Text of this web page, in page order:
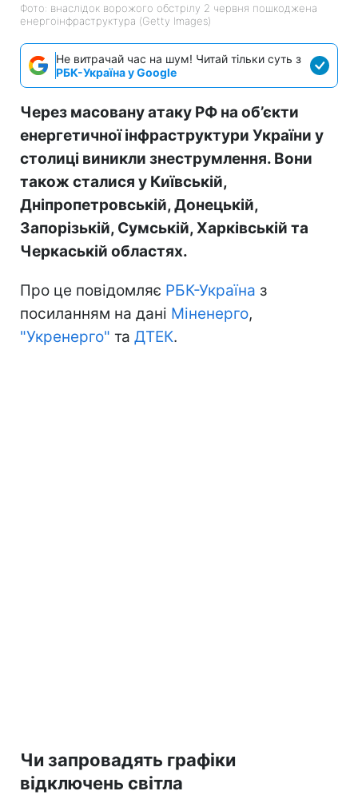
Фото: внаслідок ворожого обстрілу 2 червня пошкоджена
енергоінфраструктура (Getty Images)
Не витрачай час на шум! Читай тільки суть з
РБК-Україна у Google
Через масовану атаку РФ на об’єкти
енергетичної інфраструктури України у
столиці виникли знеструмлення. Вони
також сталися у Київській,
Дніпропетровській, Донецькій,
Запорізькій, Сумській, Харківській та
Черкаській областях.
Про це повідомляє РБК-Україна з
посиланням на дані Міненерго,
"Укренерго" та ДТЕК.
Чи запровадять графіки
відключень світла